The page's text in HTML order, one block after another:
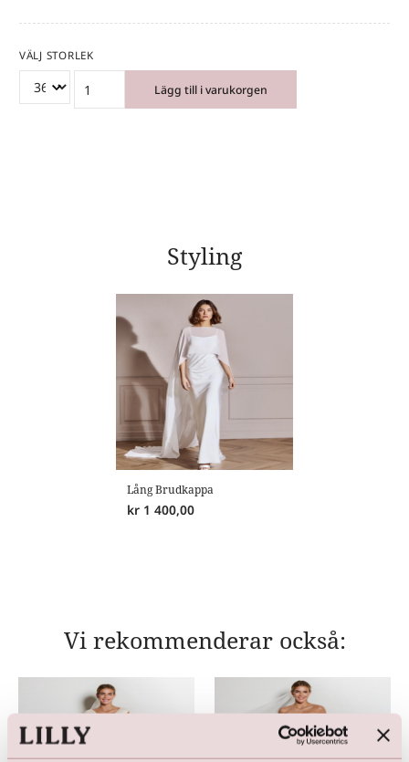
VÄLJ STORLEK
Lägg till i varukorgen
Styling
Lång Brudkappa
kr 1 400,00
Vi rekommenderar också: